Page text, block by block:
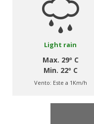
Light rain
Max. 29º C
Min. 22º C
Vento: Este a 1Km/h